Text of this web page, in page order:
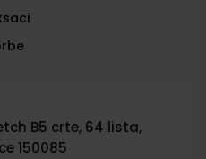
B5 crte, 64 lista,
150085